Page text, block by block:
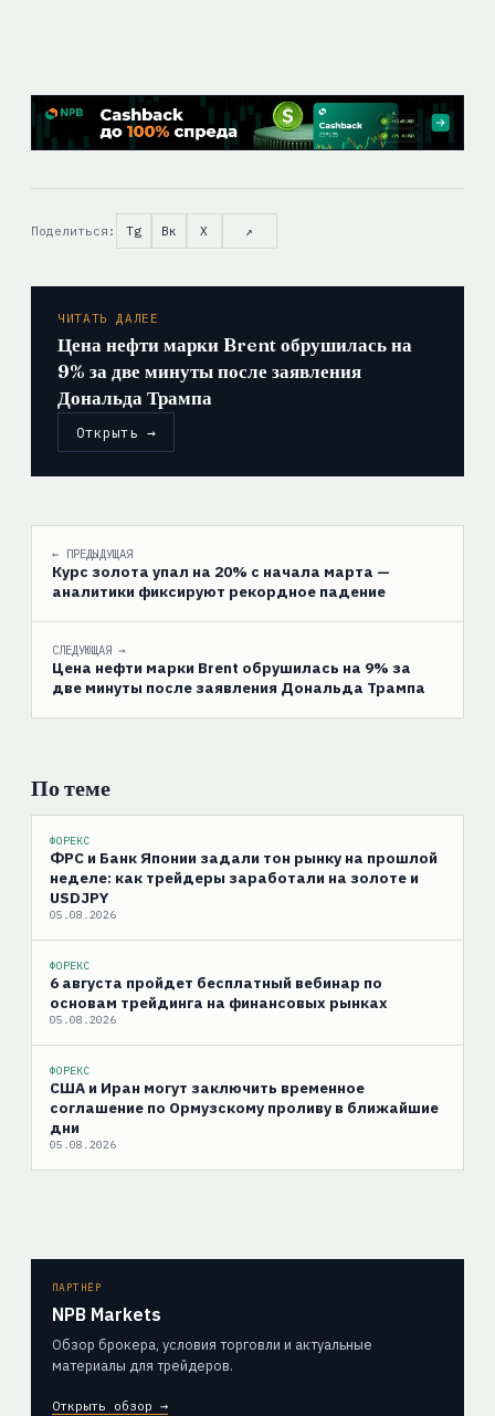
Поделиться: Tg Вк X ↗
ЧИТАТЬ ДАЛЕЕ
Цена нефти марки Brent обрушилась на
9% за две минуты после заявления
Дональда Трампа
Открыть →
← ПРЕДЫДУЩАЯ
Курс золота упал на 20% с начала марта —
аналитики фиксируют рекордное падение
СЛЕДУЮЩАЯ →
Цена нефти марки Brent обрушилась на 9% за
две минуты после заявления Дональда Трампа
По теме
ФОРЕКС
ФРС и Банк Японии задали тон рынку на прошлой
неделе: как трейдеры заработали на золоте и
USDJPY
05.08.2026
ФОРЕКС
6 августа пройдет бесплатный вебинар по
основам трейдинга на финансовых рынках
05.08.2026
ФОРЕКС
США и Иран могут заключить временное
соглашение по Ормузскому проливу в ближайшие
дни
05.08.2026
ПАРТНЁР
NPB Markets
Обзор брокера, условия торговли и актуальные
материалы для трейдеров.
Открыть обзор →